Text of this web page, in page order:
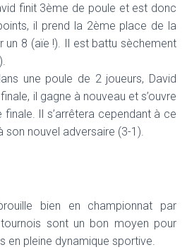
finit 3ème de poule et est donc
il prend la 2ème place de la
un 8 (aïe !). Il est battu sèchement
une poule de 2 joueurs, David
il gagne à nouveau et s’ouvre
Il s’arrêtera cependant à ce
nouvel adversaire (3-1).
bien en championnat par
sont un bon moyen pour
en pleine dynamique sportive.